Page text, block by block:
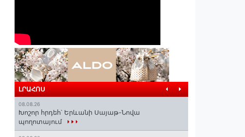
ԼՐԱՀՈՍ
08.08.26
Խոշոր հրդեհ՝ Երևանի Սայաթ-Նովա
պողոտայում